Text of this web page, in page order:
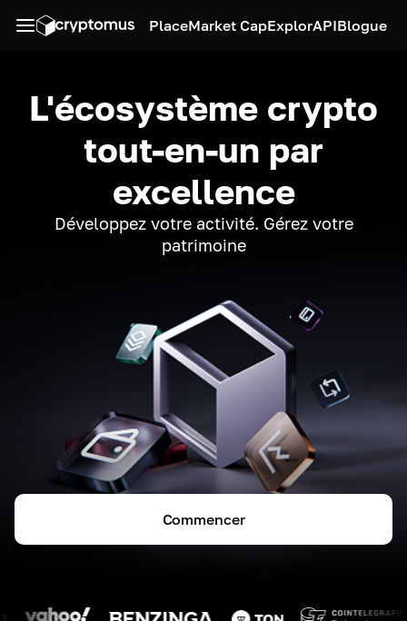
PlaceMarket CapExplorAPIBlogue
L'écosystème crypto
tout-en-un par
excellence
Développez votre activité. Gérez votre
patrimoine
Commencer